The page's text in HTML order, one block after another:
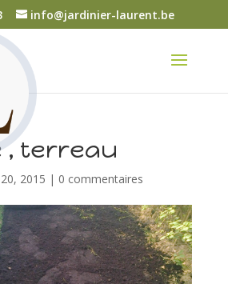
info@jardinier-laurent.be
, terreau
2015 | 0 commentaires